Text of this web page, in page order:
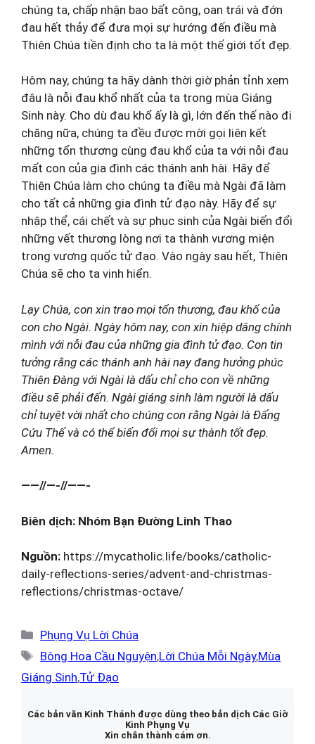
chúng ta, chấp nhận bao bất công, oan trái và đớn
đau hết thảy để đưa mọi sự hướng đến điều mà
Thiên Chúa tiền định cho ta là một thế giới tốt đẹp.
Hôm nay, chúng ta hãy dành thời giờ phản tỉnh xem
đâu là nỗi đau khổ nhất của ta trong mùa Giáng
Sinh này. Cho dù đau khổ ấy là gì, lớn đến thế nào đi
chăng nữa, chúng ta đều được mời gọi liên kết
những tổn thương cùng đau khổ của ta với nỗi đau
mất con của gia đình các thánh anh hài. Hãy để
Thiên Chúa làm cho chúng ta điều mà Ngài đã làm
cho tất cả những gia đình tử đạo này. Hãy để sự
nhập thể, cái chết và sự phục sinh của Ngài biến đổi
những vết thương lòng nơi ta thành vương miện
trong vương quốc tử đạo. Vào ngày sau hết, Thiên
Chúa sẽ cho ta vinh hiển.
Lạy Chúa, con xin trao mọi tổn thương, đau khổ của
con cho Ngài. Ngày hôm nay, con xin hiệp dâng chính
mình với nỗi đau của những gia đình tử đạo. Con tin
tưởng rằng các thánh anh hài nay đang hưởng phúc
Thiên Đàng với Ngài là dấu chỉ cho con về những
điều sẽ phải đến. Ngài giáng sinh làm người là dấu
chỉ tuyệt vời nhất cho chúng con rằng Ngài là Đấng
Cứu Thế và có thể biến đổi mọi sự thành tốt đẹp.
Amen.
——//—-//——-
Biên dịch: Nhóm Bạn Đường Linh Thao
Nguồn: https://mycatholic.life/books/catholic-
daily-reflections-series/advent-and-christmas-
reflections/christmas-octave/
Danh
mục
Phụng Vụ Lời Chúa
Thẻ
Bông Hoa Cầu Nguyện,Lời Chúa Mỗi Ngày,Mùa
Giáng Sinh,Tử Đạo
Các bản văn Kinh Thánh được dùng theo bản dịch Các Giờ
Kinh Phụng Vụ
Xin chân thành cám ơn.